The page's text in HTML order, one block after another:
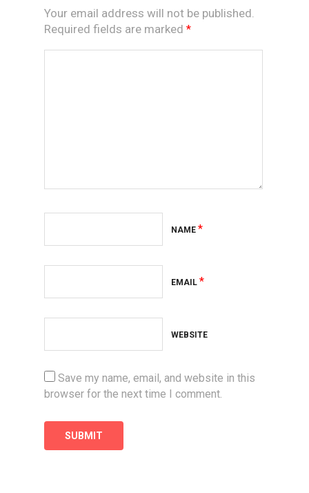
Your email address will not be published.
Required fields are marked *
NAME *
EMAIL *
WEBSITE
Save my name, email, and website in this
browser for the next time I comment.